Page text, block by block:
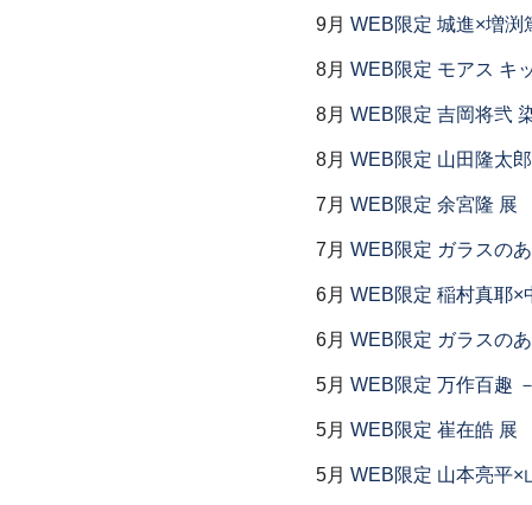
9月 WEB限定 城進×増渕
8月 WEB限定 モアス キ
8月 WEB限定 吉岡将弐
8月 WEB限定 山田隆太
7月 WEB限定 余宮隆 展
7月 WEB限定 ガラスの
6月 WEB限定 稲村真耶×
6月 WEB限定 ガラスの
5月 WEB限定 万作百趣
5月 WEB限定 崔在皓 展
5月 WEB限定 山本亮平×